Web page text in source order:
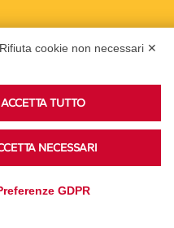
i podcast di
alla sezione
Rifiuta cookie non necessari ✕
ACCETTA TUTTO
NECESSARI
GDPR